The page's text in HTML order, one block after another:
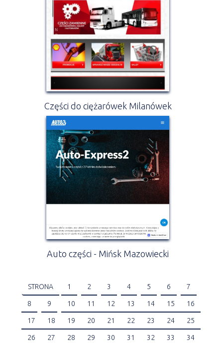
Części do ciężarówek Milanówek
Auto części - Mińsk Mazowiecki
STRONA 1 2 3 4 5 6 7
8 9 10 11 12 13 14 15 16
17 18 19 20 21 22 23 24 25
26 27 28 29 30 31 32 33 34